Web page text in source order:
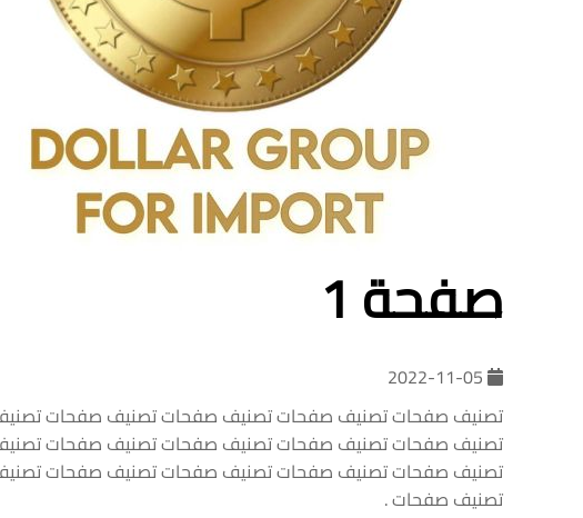
صفحة 1
تصنيف صفحات تصنيف صفحات تصنيف صفحات تصنيف صفحات
تصنيف صفحات تصنيف صفحات تصنيف صفحات تصنيف صفحات
تصنيف صفحات تصنيف صفحات تصنيف صفحات تصنيف صفحات
تصنيف صفحات .